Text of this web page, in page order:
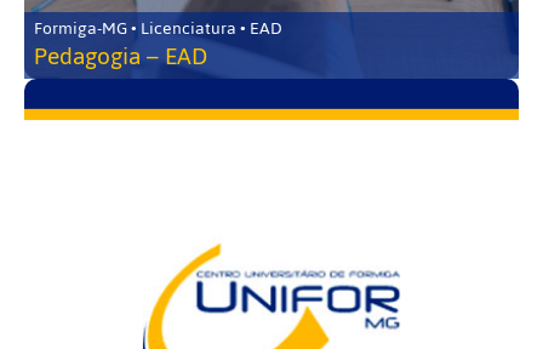
Formiga-MG • Licenciatura • EAD
Pedagogia – EAD